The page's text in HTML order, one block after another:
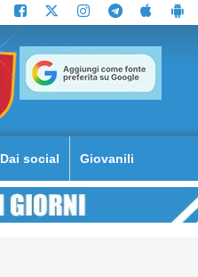
Dai social Giovanili